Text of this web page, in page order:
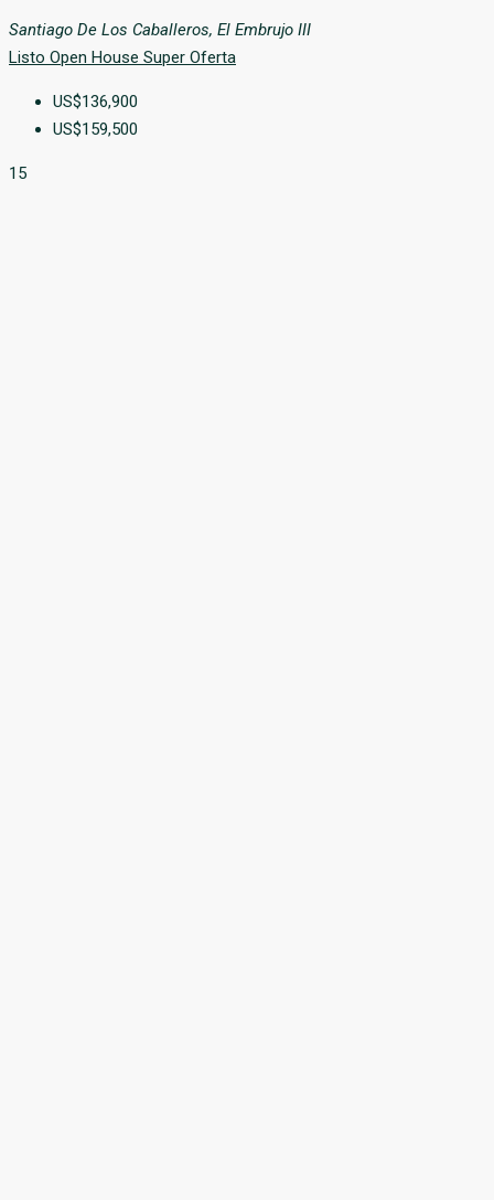
Santiago De Los Caballeros, El Embrujo III
Listo Open House Super Oferta
US$136,900
US$159,500
15